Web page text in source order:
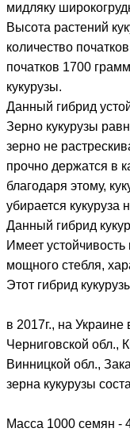
мидляку
Высота растений
количество
початков 1700
кукурузы.
Данный гибрид
Зерно кукурузы
зерно не
прочно держатся в
благодаря этому,
убирается
Данный гибрид
Имеет устойчивость
мощного стебля,
Этот гибрид
в 2017г., на
Черниговской обл.,
Винницкой обл.,
зерна кукурузы
Масса 1000 семян -